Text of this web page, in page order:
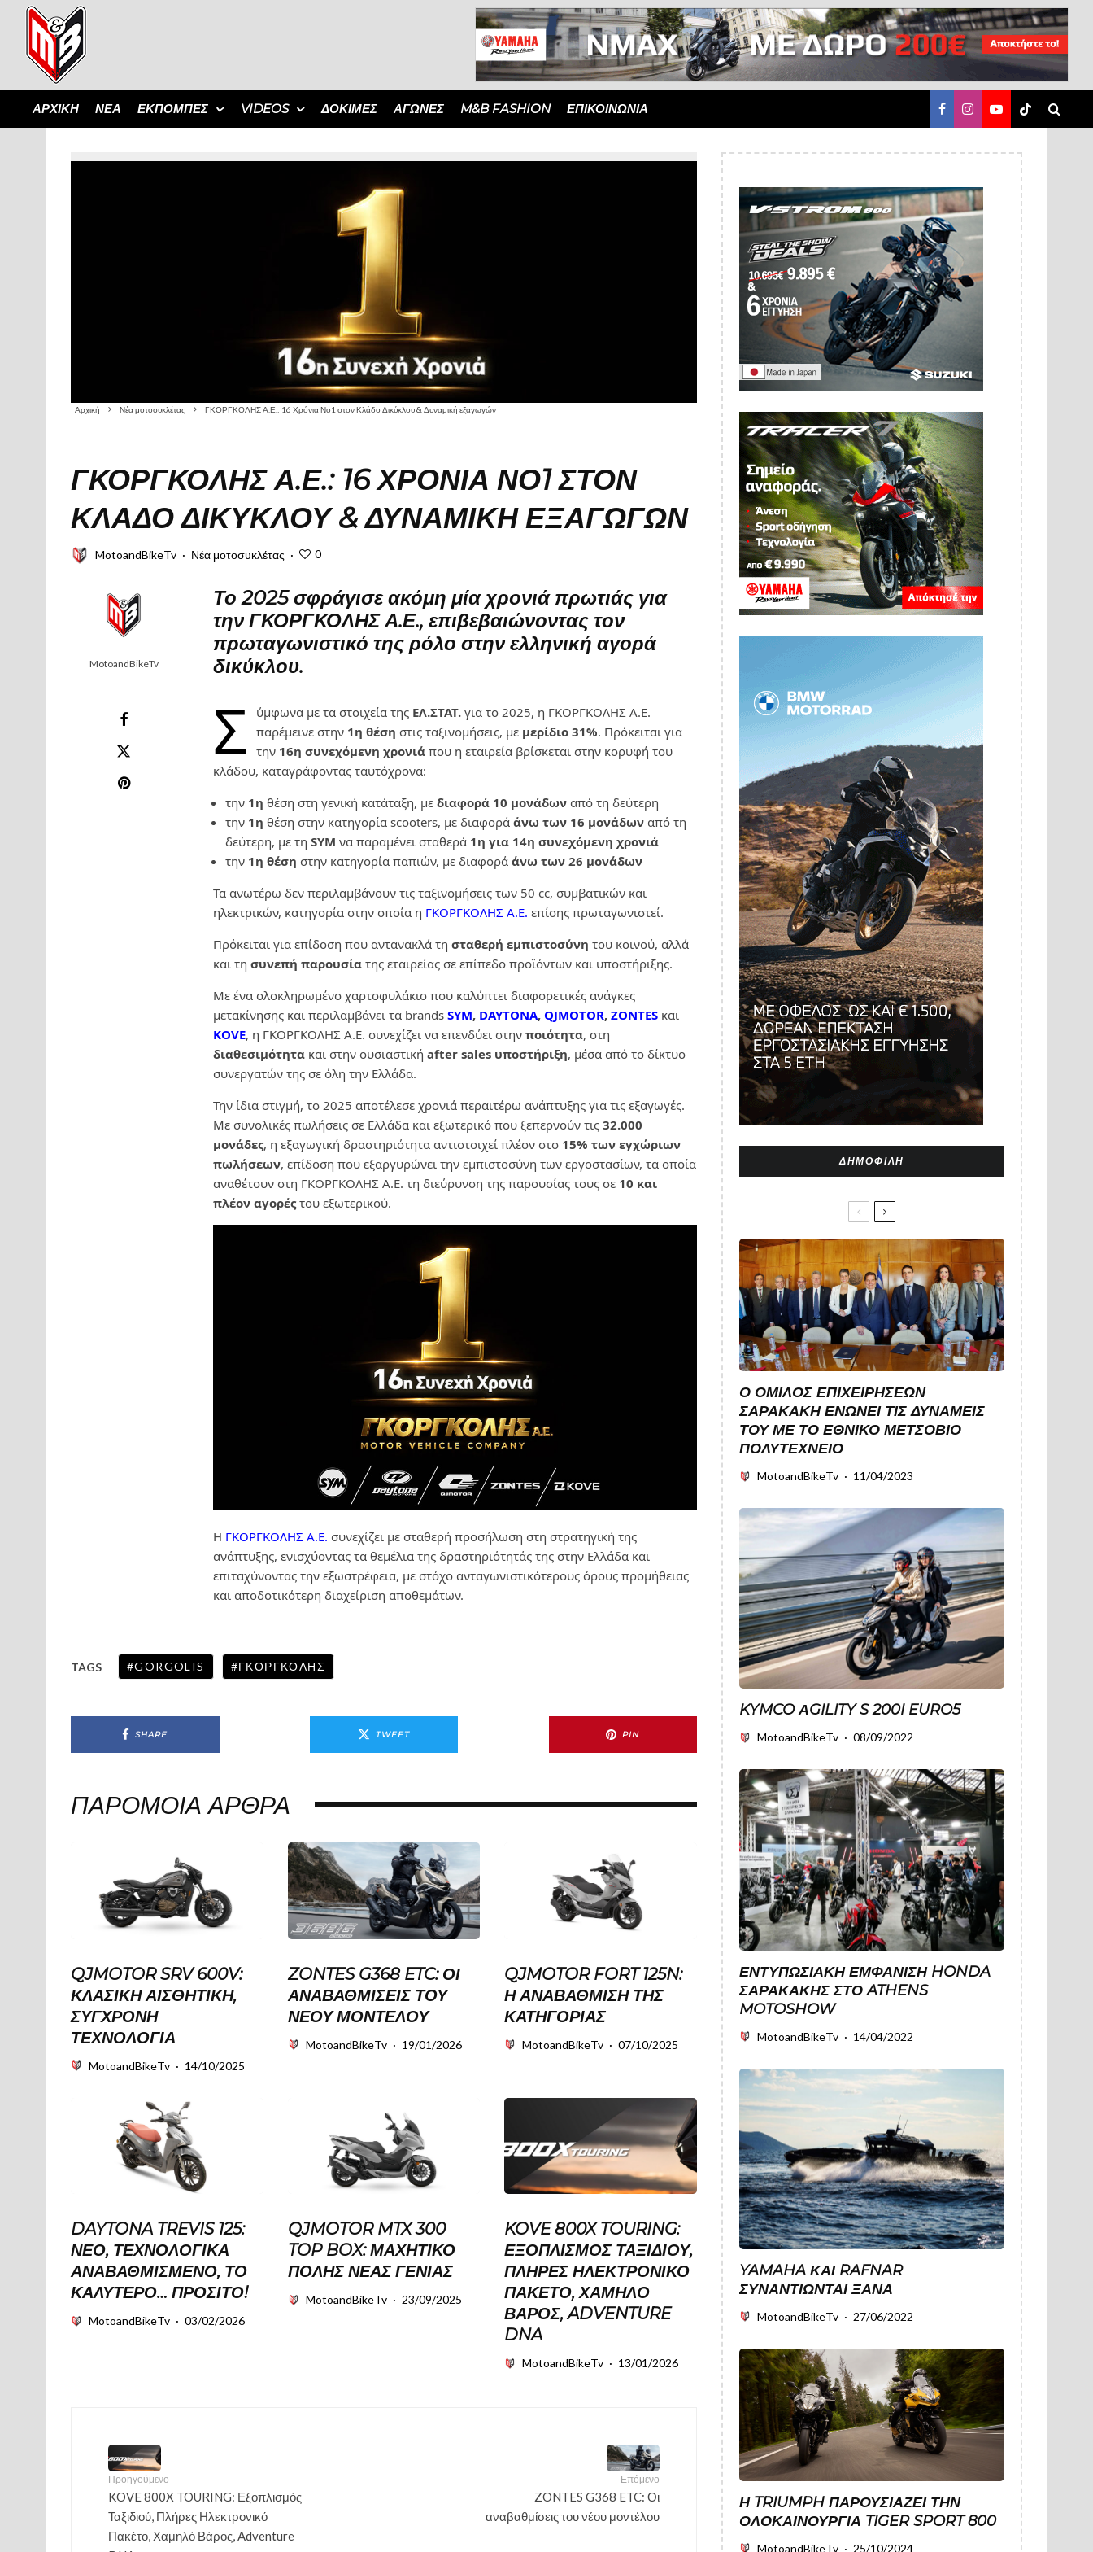
ΑΡΧΙΚΗ ΝΕΑ ΕΚΠΟΜΠΈΣ VIDEOS ΔΟΚΙΜΈΣ ΑΓΏΝΕΣ M&B FASHION ΕΠΙΚΟΙΝΩΝΙΑ
Αρχική Νέα μοτοσυκλέτας ΓΚΟΡΓΚΟΛΗΣ Α.Ε.: 16 Χρόνια Νο1 στον Κλάδο Δικύκλου & Δυναμική εξαγωγών
ΓΚΟΡΓΚΟΛΗΣ Α.Ε.: 16 ΧΡΌΝΙΑ ΝΟ1 ΣΤΟΝ
ΚΛΆΔΟ ΔΙΚΎΚΛΟΥ & ΔΥΝΑΜΙΚΉ ΕΞΑΓΩΓΏΝ
MotoandBikeTv · Νέα μοτοσυκλέτας · 0
MotoandBikeTv
Το 2025 σφράγισε ακόμη μία χρονιά πρωτιάς για
την ΓΚΟΡΓΚΟΛΗΣ Α.Ε., επιβεβαιώνοντας τον
πρωταγωνιστικό της ρόλο στην ελληνική αγορά
δικύκλου.
Σ ύμφωνα με τα στοιχεία της ΕΛ.ΣΤΑΤ. για το 2025, η ΓΚΟΡΓΚΟΛΗΣ Α.Ε.
παρέμεινε στην 1η θέση στις ταξινομήσεις, με μερίδιο 31%. Πρόκειται για
την 16η συνεχόμενη χρονιά που η εταιρεία βρίσκεται στην κορυφή του
κλάδου, καταγράφοντας ταυτόχρονα:
την 1η θέση στη γενική κατάταξη, με διαφορά 10 μονάδων από τη δεύτερη
την 1η θέση στην κατηγορία scooters, με διαφορά άνω των 16 μονάδων από τη
δεύτερη, με τη SYM να παραμένει σταθερά 1η για 14η συνεχόμενη χρονιά
την 1η θέση στην κατηγορία παπιών, με διαφορά άνω των 26 μονάδων
Τα ανωτέρω δεν περιλαμβάνουν τις ταξινομήσεις των 50 cc, συμβατικών και
ηλεκτρικών, κατηγορία στην οποία η ΓΚΟΡΓΚΟΛΗΣ Α.Ε. επίσης πρωταγωνιστεί.
Πρόκειται για επίδοση που αντανακλά τη σταθερή εμπιστοσύνη του κοινού, αλλά
και τη συνεπή παρουσία της εταιρείας σε επίπεδο προϊόντων και υποστήριξης.
Με ένα ολοκληρωμένο χαρτοφυλάκιο που καλύπτει διαφορετικές ανάγκες
μετακίνησης και περιλαμβάνει τα brands SYM, DAYTONA, QJMOTOR, ZONTES και
KOVE, η ΓΚΟΡΓΚΟΛΗΣ Α.Ε. συνεχίζει να επενδύει στην ποιότητα, στη
διαθεσιμότητα και στην ουσιαστική after sales υποστήριξη, μέσα από το δίκτυο
συνεργατών της σε όλη την Ελλάδα.
Την ίδια στιγμή, το 2025 αποτέλεσε χρονιά περαιτέρω ανάπτυξης για τις εξαγωγές.
Με συνολικές πωλήσεις σε Ελλάδα και εξωτερικό που ξεπερνούν τις 32.000
μονάδες, η εξαγωγική δραστηριότητα αντιστοιχεί πλέον στο 15% των εγχώριων
πωλήσεων, επίδοση που εξαργυρώνει την εμπιστοσύνη των εργοστασίων, τα οποία
αναθέτουν στη ΓΚΟΡΓΚΟΛΗΣ Α.Ε. τη διεύρυνση της παρουσίας τους σε 10 και
πλέον αγορέςτου εξωτερικού.
Η ΓΚΟΡΓΚΟΛΗΣ Α.Ε. συνεχίζει με σταθερή προσήλωση στη στρατηγική της
ανάπτυξης, ενισχύοντας τα θεμέλια της δραστηριότητάς της στην Ελλάδα και
επιταχύνοντας την εξωστρέφεια, με στόχο ανταγωνιστικότερους όρους προμήθειας
και αποδοτικότερη διαχείριση αποθεμάτων.
TAGS GORGOLIS ΓΚΟΡΓΚΟΛΗΣ
SHARE TWEET PIN
ΠΑΡΌΜΟΙΑ ΆΡΘΡΑ
QJMOTOR SRV 600V:
ΚΛΑΣΙΚΉ ΑΙΣΘΗΤΙΚΉ,
ΣΎΓΧΡΟΝΗ
ΤΕΧΝΟΛΟΓΊΑ
MotoandBikeTv · 14/10/2025
ZONTES G368 ETC: ΟΙ
ΑΝΑΒΑΘΜΊΣΕΙΣ ΤΟΥ
ΝΈΟΥ ΜΟΝΤΈΛΟΥ
MotoandBikeTv · 19/01/2026
QJMOTOR FORT 125N:
Η ΑΝΑΒΆΘΜΙΣΗ ΤΗΣ
ΚΑΤΗΓΟΡΊΑΣ
MotoandBikeTv · 07/10/2025
DAYTONA TREVIS 125:
ΝΈΟ, ΤΕΧΝΟΛΟΓΙΚΆ
ΑΝΑΒΑΘΜΙΣΜΈΝΟ, ΤΟ
ΚΑΛΎΤΕΡΟ… ΠΡΟΣΙΤΌ!
MotoandBikeTv · 03/02/2026
QJMOTOR MTX 300
TOP BOX: ΜΑΧΗΤΙΚΌ
ΠΌΛΗΣ ΝΈΑΣ ΓΕΝΙΆΣ
MotoandBikeTv · 23/09/2025
KOVE 800X TOURING:
ΕΞΟΠΛΙΣΜΌΣ ΤΑΞΙΔΙΟΎ,
ΠΛΉΡΕΣ ΗΛΕΚΤΡΟΝΙΚΌ
ΠΑΚΈΤΟ, ΧΑΜΗΛΌ
ΒΆΡΟΣ, ADVENTURE
DNA
MotoandBikeTv · 13/01/2026
Προηγούμενο
KOVE 800X TOURING: Εξοπλισμός
Ταξιδιού, Πλήρες Ηλεκτρονικό
Πακέτο, Χαμηλό Βάρος, Adventure
Επόμενο
ZONTES G368 ETC: Οι
αναβαθμίσεις του νέου μοντέλου
ΔΗΜΟΦΙΛΉ
Ο ΌΜΙΛΟΣ ΕΠΙΧΕΙΡΉΣΕΩΝ
ΣΑΡΑΚΆΚΗ ΕΝΏΝΕΙ ΤΙΣ ΔΥΝΆΜΕΙΣ
ΤΟΥ ΜΕ ΤΟ ΕΘΝΙΚΌ ΜΕΤΣΌΒΙΟ
ΠΟΛΥΤΕΧΝΕΊΟ
MotoandBikeTv · 11/04/2023
KYMCO ΑGILITY S 200I EURO5
MotoandBikeTv · 08/09/2022
ΕΝΤΥΠΩΣΙΑΚΉ ΕΜΦΆΝΙΣΗ HONDA
ΣΑΡΑΚΆΚΗΣ ΣΤΟ ATHENS
MOTOSHOW
MotoandBikeTv · 14/04/2022
YAMAHA ΚΑΙ RAFNAR
ΣΥΝΑΝΤΙΏΝΤΑΙ ΞΑΝΆ
MotoandBikeTv · 27/06/2022
Η TRIUMPH ΠΑΡΟΥΣΙΑΖΕΙ ΤΗΝ
ΟΛΟΚΑΙΝΟΥΡΓΙΑ TIGER SPORT 800
MotoandBikeTv · 25/10/2024